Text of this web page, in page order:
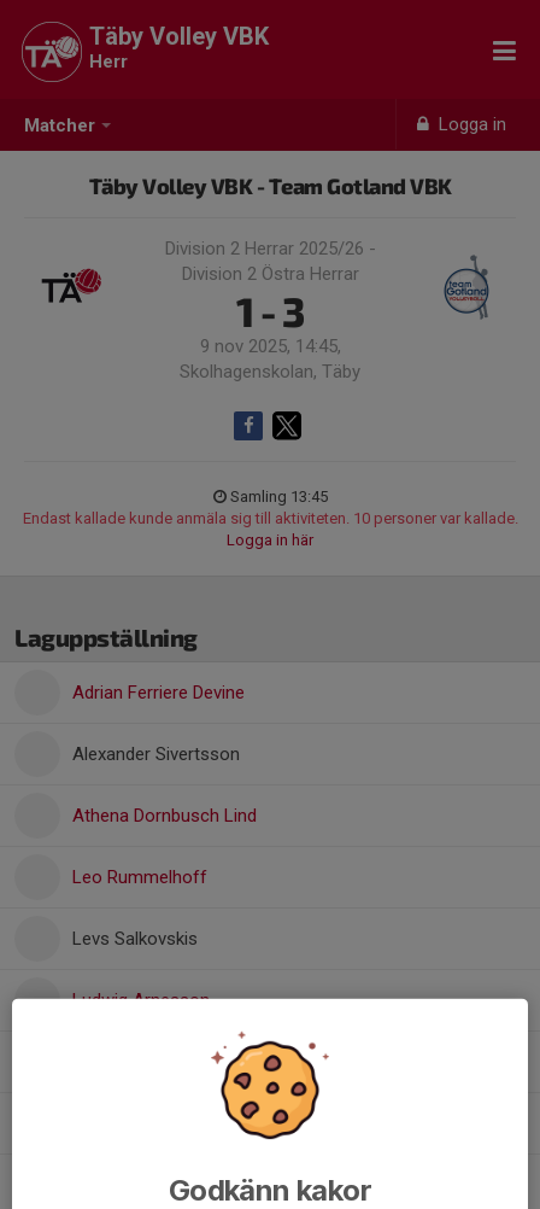
Matcher Logga in
Täby Volley VBK
Herr
Täby Volley VBK - Team Gotland VBK
Division 2 Herrar 2025/26 -
Division 2 Östra Herrar
1 - 3
9 nov 2025, 14:45,
Skolhagenskolan, Täby
Samling 13:45
Endast kallade kunde anmäla sig till aktiviteten. 10 personer var kallade.
Logga in här
Laguppställning
Adrian Ferriere Devine
Alexander Sivertsson
Athena Dornbusch Lind
Leo Rummelhoff
Levs Salkovskis
Ludwig Arnesson
Staffan LundgrenGodkänn kakor